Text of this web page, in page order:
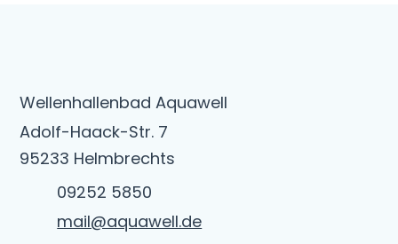
Wellenhallenbad Aquawell
Adolf-Haack-Str. 7
95233 Helmbrechts
09252 5850
mail@aquawell.de